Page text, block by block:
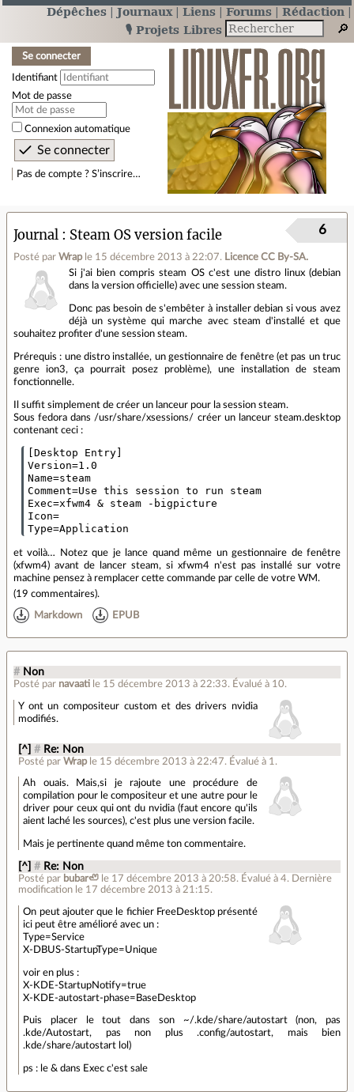
Dépêches Journaux Liens Forums
Rédaction
🎙️ Projets Libres
Se connecter
Identifiant
Mot de passe
Connexion automatique
Pas de compte ? S’inscrire…
Journal Steam OS version facile
Posté par Wrap le 15 décembre 2013 à 22:07. Licence CC By‑SA.
6
Si j'ai bien compris steam OS c'est une distro linux (debian
dans la version officielle) avec une session steam.
Donc pas besoin de s'embêter à installer debian si vous avez
déjà un système qui marche avec steam d'installé et que
souhaitez profiter d'une session steam.
Prérequis : une distro installée, un gestionnaire de fenêtre (et pas un truc
genre ion3, ça pourrait posez problème), une installation de steam
fonctionnelle.
Il suffit simplement de créer un lanceur pour la session steam.
Sous fedora dans /usr/share/xsessions/ créer un lanceur steam.desktop
contenant ceci :
[Desktop Entry]
Version=1.0
Name=steam
Comment=Use this session to run steam
Exec=xfwm4 & steam -bigpicture
Icon=
et voilà… Notez que je lance quand même un gestionnaire de fenêtre
(xfwm4) avant de lancer steam, si xfwm4 n'est pas installé sur votre
machine pensez à remplacer cette commande par celle de votre WM.
(19 commentaires).
Markdown EPUB
# Non
Posté par navaati le 15 décembre 2013 à 22:33. Évalué à 10.
Y ont un compositeur custom et des drivers nvidia
modifiés.
[^] # Re: Non
Posté parWrap le 15 décembre 2013 à 22:47. Évalué à 1 .
Ah ouais. Mais,si je rajoute une procédure de
compilation pour le compositeur et une autre pour le
driver pour ceux qui ont du nvidia (faut encore qu'ils
aient laché les sources), c'est plus une version facile.
Mais je pertinente quand même ton commentaire.
[^] # Re: Non
Posté par bubar🦥 le 17 décembre 2013 à 20:58. Évalué à4. Dernière
modification le 17 décembre 2013 à 21:15.
On peut ajouter que le fichier FreeDesktop présenté
ici peut être amélioré avec un :
Type=Service
X-DBUS-StartupType=Unique
voir en plus :
X-KDE-StartupNotify=true
X-KDE-autostart-phase=BaseDesktop
Puis placer le tout dans son ~/.kde/share/autostart (non, pas
.kde/Autostart, pas non plus .config/autostart, mais bien
.kde/share/autostart lol)
ps : le & dans Exec c'est sale